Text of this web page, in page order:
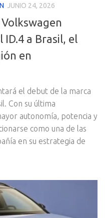
JUNIO 24, 2026
a Brasil, el
en
el debut de la marca
Con su última
autonomía, potencia y
como una de las
en su estrategia de